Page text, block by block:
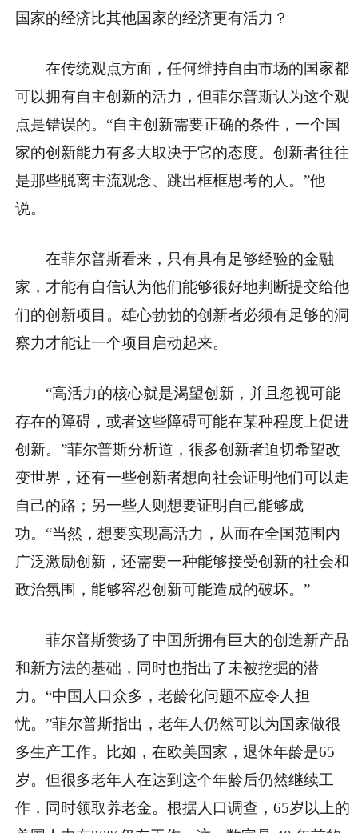
国家的经济比其他国家的经济更有活力？
在传统观点方面，任何维持自由市场的国家都
可以拥有自主创新的活力，但菲尔普斯认为这个观
点是错误的。“自主创新需要正确的条件，一个国
家的创新能力有多大取决于它的态度。创新者往往
是那些脱离主流观念、跳出框框思考的人。”他
说。
在菲尔普斯看来，只有具有足够经验的金融
家，才能有自信认为他们能够很好地判断提交给他
们的创新项目。雄心勃勃的创新者必须有足够的洞
察力才能让一个项目启动起来。
“高活力的核心就是渴望创新，并且忽视可能
存在的障碍，或者这些障碍可能在某种程度上促进
创新。”菲尔普斯分析道，很多创新者迫切希望改
变世界，还有一些创新者想向社会证明他们可以走
自己的路；另一些人则想要证明自己能够成
功。“当然，想要实现高活力，从而在全国范围内
广泛激励创新，还需要一种能够接受创新的社会和
政治氛围，能够容忍创新可能造成的破坏。”
菲尔普斯赞扬了中国所拥有巨大的创造新产品
和新方法的基础，同时也指出了未被挖掘的潜
力。“中国人口众多，老龄化问题不应令人担
忧。”菲尔普斯指出，老年人仍然可以为国家做很
多生产工作。比如，在欧美国家，退休年龄是65
岁。但很多老年人在达到这个年龄后仍然继续工
作，同时领取养老金。根据人口调查，65岁以上的